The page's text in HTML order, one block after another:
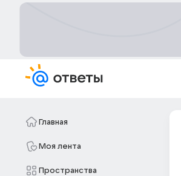
Главная
Моя лента
Пространства